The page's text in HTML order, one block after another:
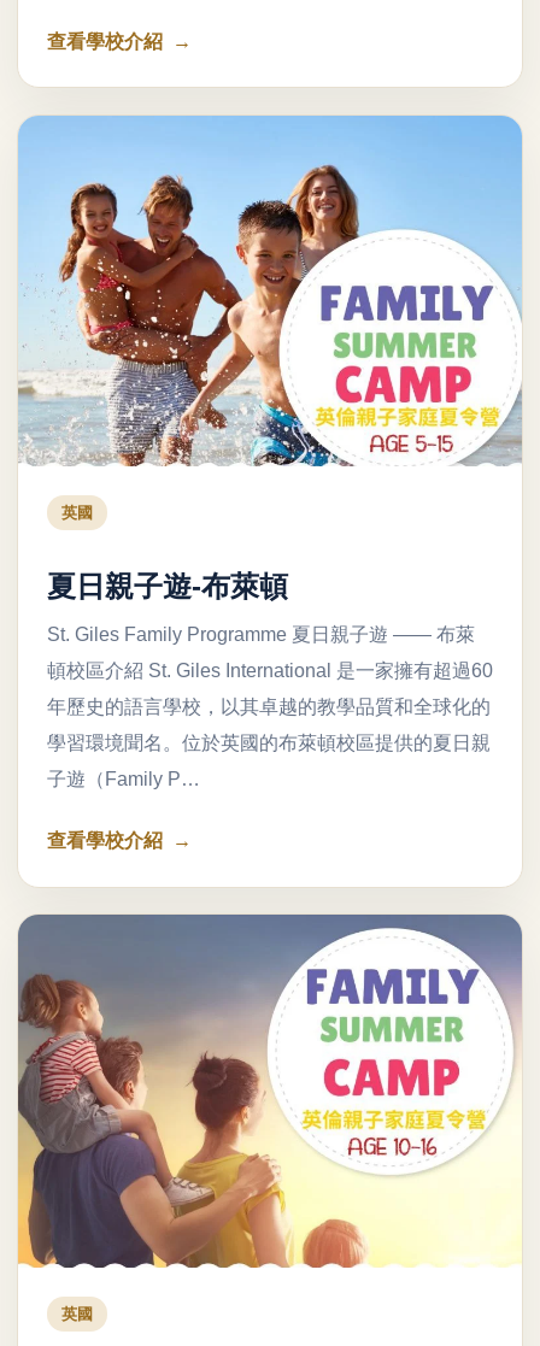
查看學校介紹
英國
夏日親子遊-布萊頓
St. Giles Family Programme 夏日親子遊 —— 布萊
頓校區介紹 St. Giles International 是一家擁有超過60
年歷史的語言學校，以其卓越的教學品質和全球化的
學習環境聞名。位於英國的布萊頓校區提供的夏日親
子遊（Family P…
查看學校介紹
英國